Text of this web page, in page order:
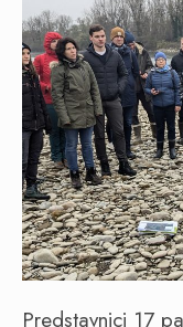
Predstavnici 17